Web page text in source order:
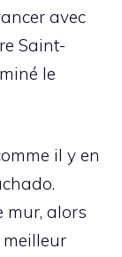
avec
Saint-
le
il y en
mur, alors
meilleur